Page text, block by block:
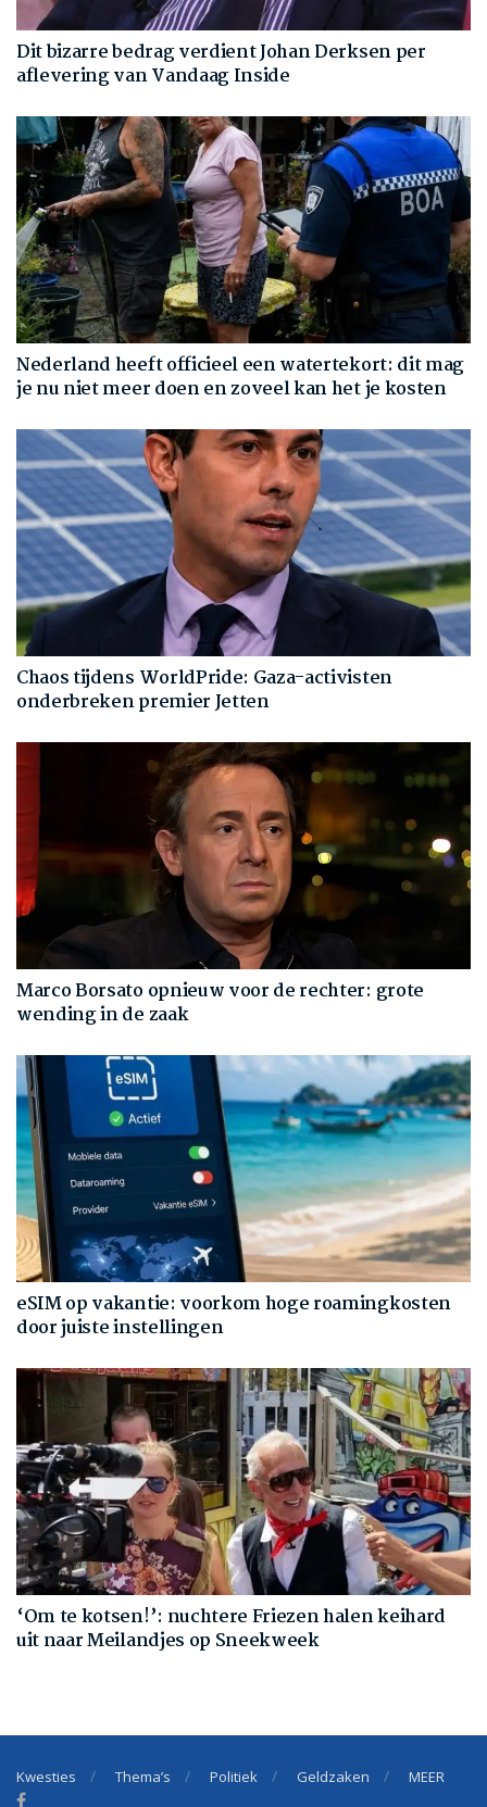
Dit bizarre bedrag verdient Johan Derksen per
aflevering van Vandaag Inside
Nederland heeft officieel een watertekort: dit mag
je nu niet meer doen en zoveel kan het je kosten
Chaos tijdens WorldPride: Gaza-activisten
onderbreken premier Jetten
Marco Borsato opnieuw voor de rechter: grote
wending in de zaak
eSIM op vakantie: voorkom hoge roamingkosten
door juiste instellingen
‘Om te kotsen!’: nuchtere Friezen halen keihard
uit naar Meilandjes op Sneekweek
Kwesties Thema’s Politiek Geldzaken MEER